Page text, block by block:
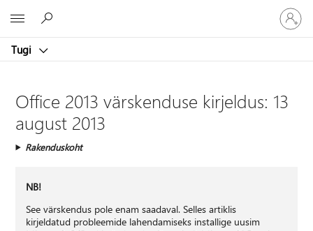
Tugi
Logige
sisse
oma
Office 2013 värskenduse kirjeldus: 13
august 2013
Rakenduskoht
NB!
See värskendus pole enam saadaval. Selles artiklis
kirjeldatud probleemide lahendamiseks installige uusim